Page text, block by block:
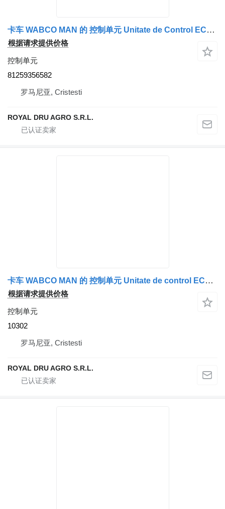
卡车 WABCO MAN 的 控制单元 Unitate de Control ECAS 81259356582
根据请求提供价格
控制单元
81259356582
罗马尼亚, Cristesti
ROYAL DRU AGRO S.R.L.
卡车 WABCO MAN 的 控制单元 Unitate de control ECAS 10302
根据请求提供价格
控制单元
10302
罗马尼亚, Cristesti
ROYAL DRU AGRO S.R.L.